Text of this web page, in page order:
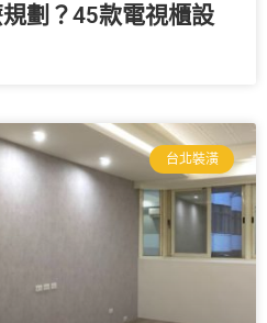
劃？45款電視櫃設
台北裝潢